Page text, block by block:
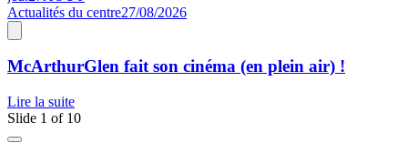
Actualités du centre27/08/2026
McArthurGlen fait son cinéma (en plein air) !
Lire la suite
Slide 1 of 10